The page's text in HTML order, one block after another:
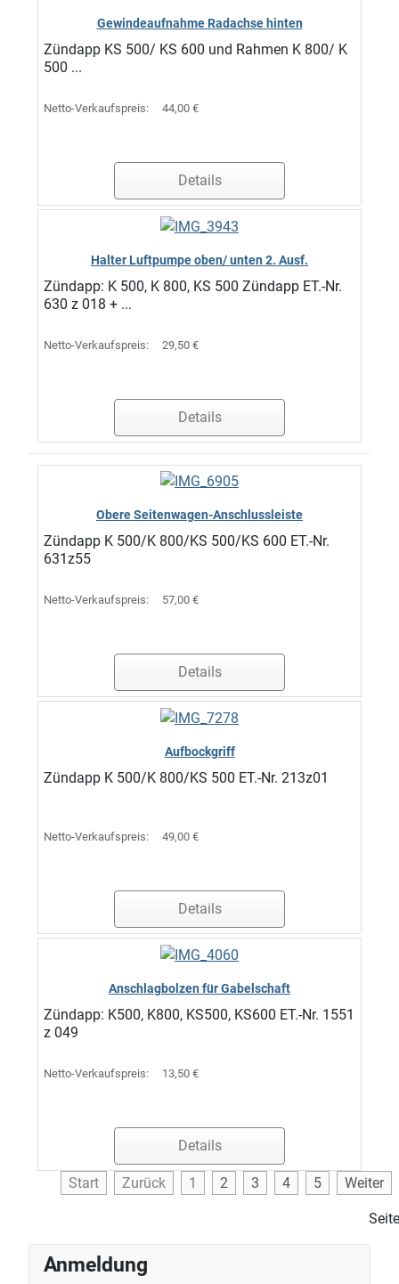
Gewindeaufnahme Radachse hinten
Zündapp KS 500/ KS 600 und Rahmen K 800/ K
500 ...
Netto-Verkaufspreis: 44,00 €
Details
Halter Luftpumpe oben/ unten 2. Ausf.
Zündapp: K 500, K 800, KS 500 Zündapp ET.-Nr.
630 z 018 + ...
Netto-Verkaufspreis: 29,50 €
Details
Obere Seitenwagen-Anschlussleiste
Zündapp K 500/K 800/KS 500/KS 600 ET.-Nr.
631z55
Netto-Verkaufspreis: 57,00 €
Details
Aufbockgriff
Zündapp K 500/K 800/KS 500 ET.-Nr. 213z01
Netto-Verkaufspreis: 49,00 €
Details
Anschlagbolzen für Gabelschaft
Zündapp: K500, K800, KS500, KS600 ET.-Nr. 1551
z 049
Netto-Verkaufspreis: 13,50 €
Details
Start Zurück 1 2 3 4 5 Weiter
Anmeldung